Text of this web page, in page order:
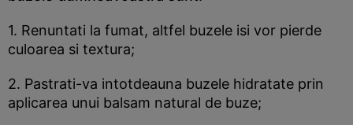
1. Renuntati la fumat, altfel buzele isi vor pierde
culoarea si textura;
2. Pastrati-va intotdeauna buzele hidratate prin
aplicarea unui balsam natural de buze;